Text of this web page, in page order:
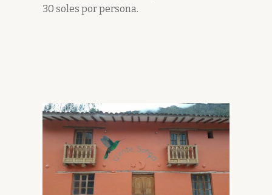
30 soles por persona.